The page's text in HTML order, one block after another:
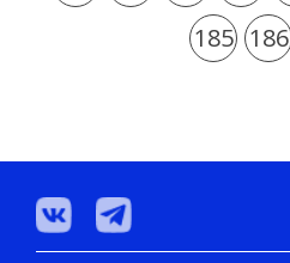
185 186